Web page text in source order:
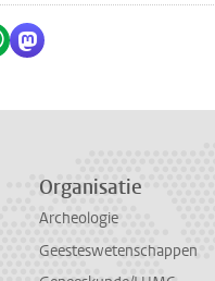
op LinkedIn
via WhatsApp
Delen via Mastodon
Organisatie
Archeologie
Geesteswetenschappen